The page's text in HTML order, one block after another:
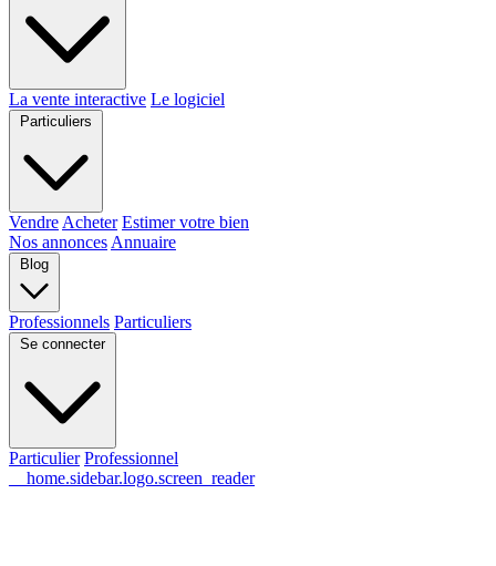
La vente interactive Le logiciel
Particuliers
Vendre Acheter Estimer votre bien
Nos annonces Annuaire
Blog
Professionnels Particuliers
Se connecter
Particulier Professionnel
__home.sidebar.logo.screen_reader